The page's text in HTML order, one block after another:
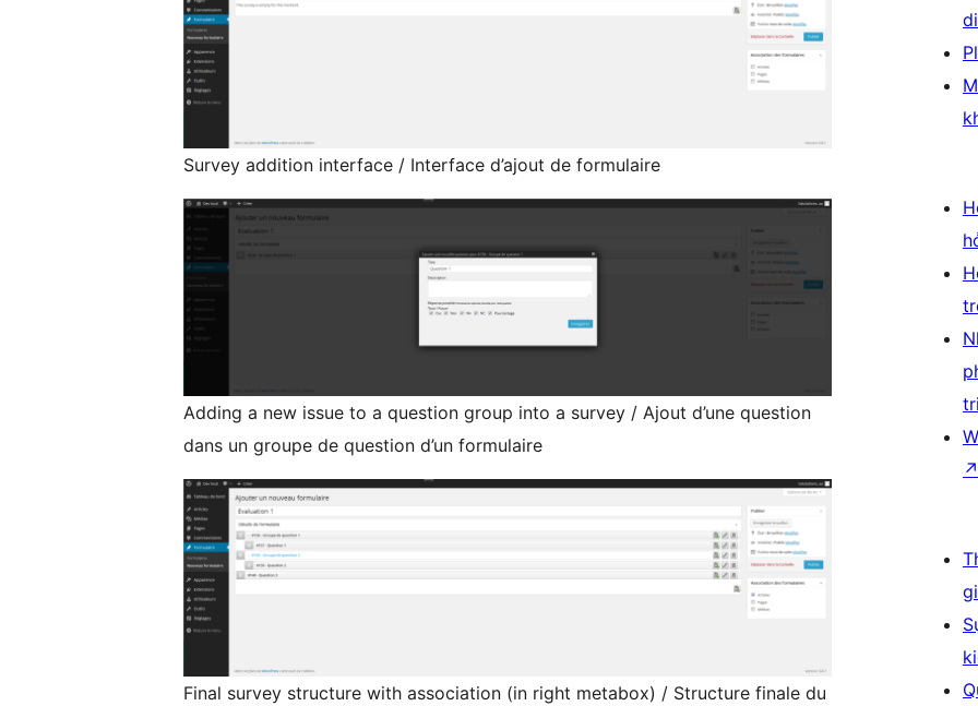
Survey addition interface / Interface d’ajout de formulaire
Adding a new issue to a question group into a survey / Ajout d’une question
dans un groupe de question d’un formulaire
Final survey structure with association (in right metabox) / Structure finale du
↗